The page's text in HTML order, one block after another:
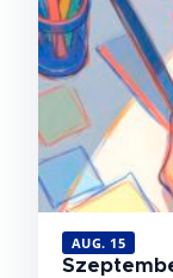
AUG. 15